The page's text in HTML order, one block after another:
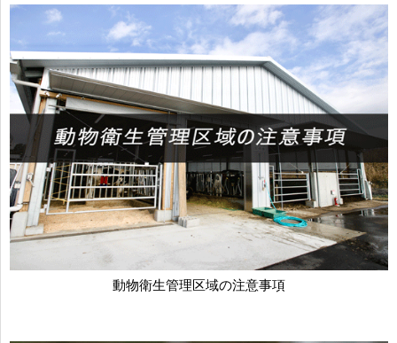
動物衛生管理区域の注意事項